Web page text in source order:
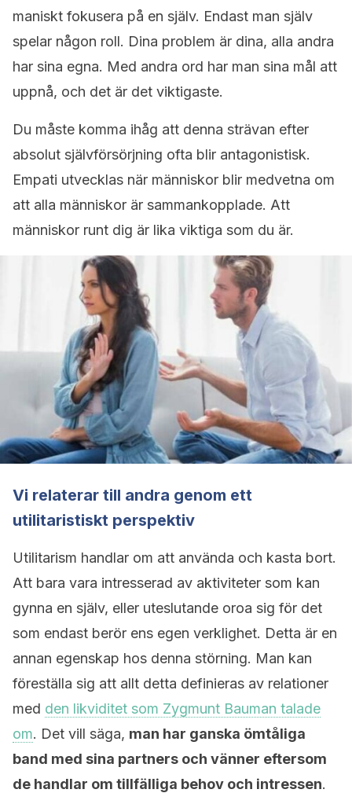
maniskt fokusera på en själv. Endast man själv
spelar någon roll. Dina problem är dina, alla andra
har sina egna. Med andra ord har man sina mål att
uppnå, och det är det viktigaste.
Du måste komma ihåg att denna strävan efter
absolut självförsörjning ofta blir antagonistisk.
Empati utvecklas när människor blir medvetna om
att alla människor är sammankopplade. Att
människor runt dig är lika viktiga som du är.
Vi relaterar till andra genom ett
utilitaristiskt perspektiv
Utilitarism handlar om att använda och kasta bort.
Att bara vara intresserad av aktiviteter som kan
gynna en själv, eller uteslutande oroa sig för det
som endast berör ens egen verklighet. Detta är en
annan egenskap hos denna störning. Man kan
föreställa sig att allt detta definieras av relationer
med den likviditet som Zygmunt Bauman talade
om. Det vill säga, man har ganska ömtåliga
band med sina partners och vänner eftersom
de handlar om tillfälliga behov och intressen.